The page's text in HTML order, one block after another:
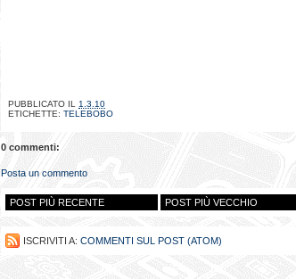
PUBBLICATO IL 1.3.10
ETICHETTE: TELEBOBO
0 commenti:
Posta un commento
POST PIÙ RECENTE POST PIÙ VECCHIO
ISCRIVITI A: COMMENTI SUL POST (ATOM)